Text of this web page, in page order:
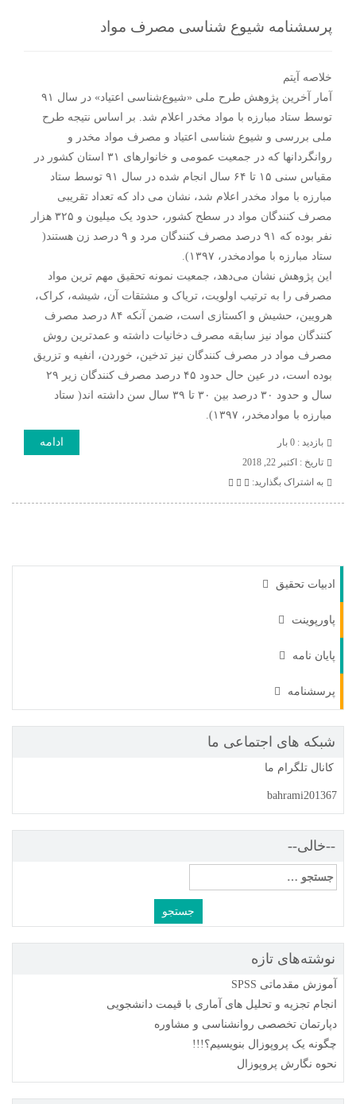
پرسشنامه شیوع شناسی مصرف مواد
خلاصه آیتم
آمار آخرین پژوهش طرح ملی «شیوع‌شناسی اعتیاد» در سال ۹۱
توسط ستاد مبارزه با مواد مخدر اعلام شد. بر اساس نتیجه طرح
ملی بررسی و شیوع شناسی اعتیاد و مصرف مواد مخدر و
روانگردان‏ها که در جمعیت عمومی و خانوارهای ۳۱ استان کشور در
مقیاس سنی ۱۵ تا ۶۴ سال انجام شده در سال ۹۱ توسط ستاد
مبارزه با مواد مخدر اعلام شد، نشان می داد که تعداد تقریبی
مصرف کنندگان مواد در سطح کشور، حدود یک میلیون و ۳۲۵ هزار
نفر بوده که ۹۱ درصد مصرف کنندگان مرد و ۹ درصد زن هستند(
ستاد مبارزه با موادمخدر، ۱۳۹۷).
این پژوهش نشان می‌دهد، جمعیت نمونه تحقیق مهم ترین مواد
مصرفی را به ترتیب اولویت، تریاک و مشتقات آن، شیشه، کراک،
هرویین، حشیش و اکستازی است، ضمن آنکه ۸۴ درصد مصرف
کنندگان مواد نیز سابقه مصرف دخانیات داشته و عمدترین روش
مصرف مواد در مصرف کنندگان نیز تدخین، خوردن، انفیه و تزریق
بوده است، در عین حال حدود ۴۵ درصد مصرف کنندگان زیر ۲۹
سال و حدود ۳۰ درصد بین ۳۰ تا ۳۹ سال سن داشته اند( ستاد
مبارزه با موادمخدر، ۱۳۹۷).
بازدید : 0 بار
تاريخ : اکتبر 22, 2018
به اشتراک بگذارید:
ادامه
ادبیات تحقیق
پاورپوینت
پایان نامه
پرسشنامه
شبکه های اجتماعی ما
کانال تلگرام ما
bahrami201367
--خالی--
برای:
نوشته‌های تازه
آموزش مقدماتی SPSS
انجام تجزیه و تحلیل های آماری با قیمت دانشجویی
دپارتمان تخصصی روانشناسی و مشاوره
چگونه یک پروپوزال بنویسیم؟!!!
نحوه نگارش پروپوزال